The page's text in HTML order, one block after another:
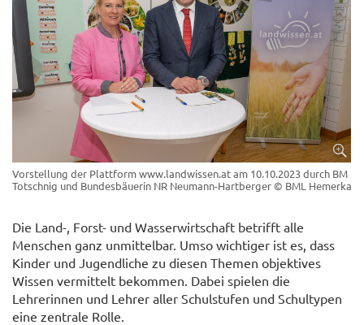
Vorstellung der Plattform www.landwissen.at am 10.10.2023 durch BM
Totschnig und Bundesbäuerin NR Neumann-Hartberger © BML Hemerka
Die Land-, Forst- und Wasserwirtschaft betrifft alle
Menschen ganz unmittelbar. Umso wichtiger ist es, dass
Kinder und Jugendliche zu diesen Themen objektives
Wissen vermittelt bekommen. Dabei spielen die
Lehrerinnen und Lehrer aller Schulstufen und Schultypen
eine zentrale Rolle.